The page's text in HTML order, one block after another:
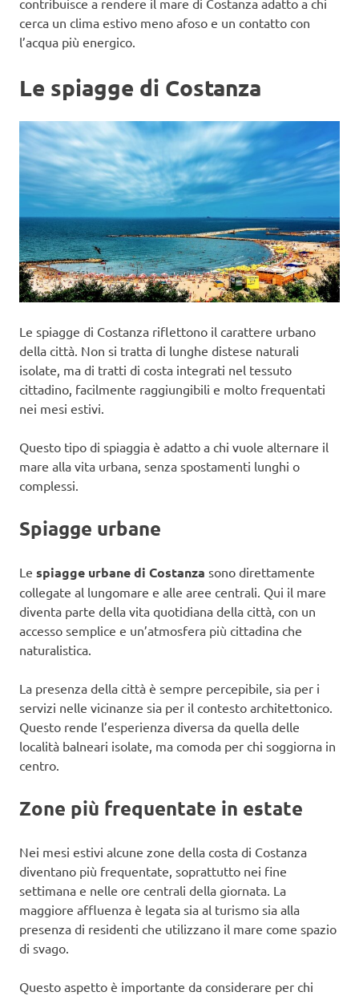
contribuisce a rendere il mare di Costanza adatto a chi
cerca un clima estivo meno afoso e un contatto con
l’acqua più energico.
Le spiagge di Costanza
Le spiagge di Costanza riflettono il carattere urbano
della città. Non si tratta di lunghe distese naturali
isolate, ma di tratti di costa integrati nel tessuto
cittadino, facilmente raggiungibili e molto frequentati
nei mesi estivi.
Questo tipo di spiaggia è adatto a chi vuole alternare il
mare alla vita urbana, senza spostamenti lunghi o
complessi.
Spiagge urbane
Le spiagge urbane di Costanza sono direttamente
collegate al lungomare e alle aree centrali. Qui il mare
diventa parte della vita quotidiana della città, con un
accesso semplice e un’atmosfera più cittadina che
naturalistica.
La presenza della città è sempre percepibile, sia per i
servizi nelle vicinanze sia per il contesto architettonico.
Questo rende l’esperienza diversa da quella delle
località balneari isolate, ma comoda per chi soggiorna in
centro.
Zone più frequentate in estate
Nei mesi estivi alcune zone della costa di Costanza
diventano più frequentate, soprattutto nei fine
settimana e nelle ore centrali della giornata. La
maggiore affluenza è legata sia al turismo sia alla
presenza di residenti che utilizzano il mare come spazio
di svago.
Questo aspetto è importante da considerare per chi